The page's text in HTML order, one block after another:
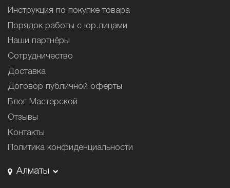
Инструкция по покупке товара
Порядок работы с юр.лицами
Наши партнёры
Сотрудничество
Доставка
Договор публичной оферты
Блог Мастерской
Отзывы
Контакты
Политика конфиденциальности
Алматы